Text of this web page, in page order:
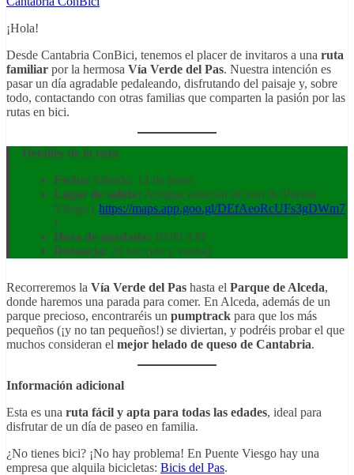
¡Hola!
Desde Cantabria ConBici, tenemos el placer de invitaros a una ruta
familiar por la hermosa Vía Verde del Pas. Nuestra intención es
pasar un día agradable pedaleando, disfrutando del paisaje y, sobre
todo, contactando con otras familias que comparten la pasión por las
rutas en bici.
Detalles de la ruta
Fecha: Sábado, 14 de junio
Lugar de salida: Antigua estación de tren de Puente
Viesgo ( https://maps.app.goo.gl/DEfAeoRcUFs3gDWm7
)
Hora de quedada: 10:00 AM
Distancia: 26 km (ida y vuelta)
Recorreremos la Vía Verde del Pas hasta el Parque de Alceda,
donde haremos una parada para comer. En Alceda, además de un
parque precioso, encontraréis un pumptrack para que los más
pequeños (¡y no tan pequeños!) se diviertan, y podréis probar el que
muchos consideran el mejor helado de queso de Cantabria.
Información adicional
Esta es una ruta fácil y apta para todas las edades, ideal para
disfrutar de un día de paseo en familia.
¿No tienes bici? ¡No hay problema! En Puente Viesgo hay una
empresa que alquila bicicletas: Bicis del Pas.